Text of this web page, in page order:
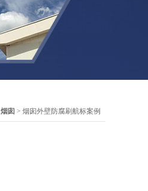
烟囱 > 烟囱外壁防腐刷航标案例